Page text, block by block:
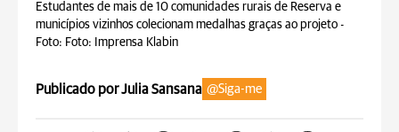
Estudantes de mais de 10 comunidades rurais de Reserva e
municípios vizinhos colecionam medalhas graças ao projeto -
Foto: Foto: Imprensa Klabin
Publicado por Julia Sansana @Siga-me